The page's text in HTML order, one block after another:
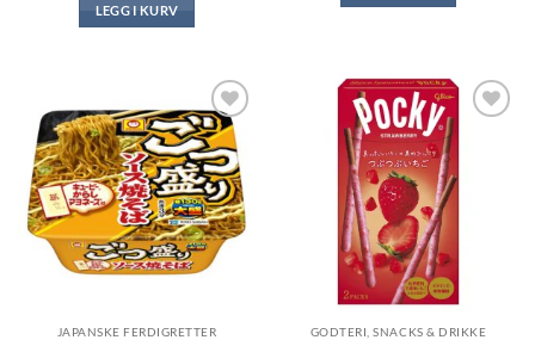
LEGG I KURV
Legg til i
ønskeliste
JAPANSKE FERDIGRETTER
Legg til i
ønskeliste
GODTERI, SNACKS & DRIKKE